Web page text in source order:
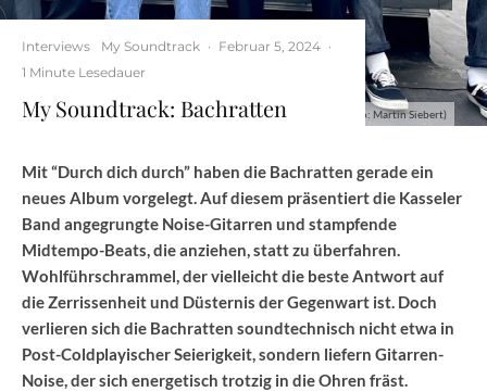
Bachratten (foto: Martin Siebert)
Interviews My Soundtrack · Februar 5, 2024 ·
1 Minute Lesedauer
My Soundtrack: Bachratten
Mit “Durch dich durch” haben die Bachratten gerade ein
neues Album vorgelegt. Auf diesem präsentiert die Kasseler
Band angegrungte Noise-Gitarren und stampfende
Midtempo-Beats, die anziehen, statt zu überfahren.
Wohlführschrammel, der vielleicht die beste Antwort auf
die Zerrissenheit und Düsternis der Gegenwart ist. Doch
verlieren sich die Bachratten soundtechnisch nicht etwa in
Post-Coldplayischer Seierigkeit, sondern liefern Gitarren-
Noise, der sich energetisch trotzig in die Ohren fräst.